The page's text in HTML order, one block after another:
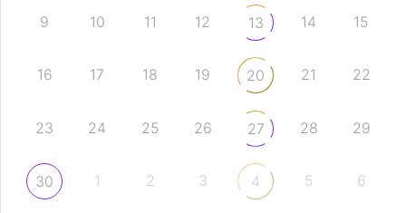
9 10 11 12 13 14 15
16 17 18 19 20 21 22
23 24 25 26 27 28 29
30 1 2 3 4 5 6